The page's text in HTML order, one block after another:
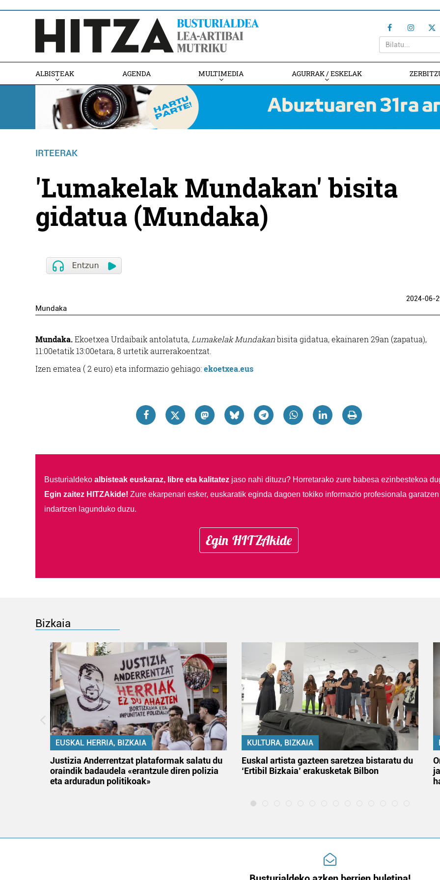
ALBISTEAK AGENDA MULTIMEDIA AGURRAK / ESKELAK
IRTEERAK
'Lumakelak Mundakan' bisita
gidatua (Mundaka)
Mundaka
2024-06-
Mundaka.Ekoetxea Urdaibaik antolatuta, Lumakelak Mundakanbisita gidatua, ekainaren 29an (zapatua),
11:00etatik 13:00etara, 8 urtetik aurrerakoentzat.
Izen ematea ( 2 euro) eta informazio gehiago: ekoetxea.eus
Busturialdeko albisteak euskaraz, libre eta kalitatezjaso nahi dituzu? Horretarako zure babesa ezinbestekoa
Egin zaitez HITZAkide! Zure ekarpenari esker, euskaratik eginda dagoen tokiko informazio profesionala garatzen
indartzen lagunduko duzu.
Egin HITZAkide
Bizkaia
EUSKAL HERRIA, BIZKAIA
Justizia Anderrentzat plataformak salatu du
oraindik badaudela «erantzule diren polizia
eta arduradun politikoak»
KULTURA, BIZKAIA
Euskal artista gazteen saretzea bistaratu du
‘Ertibil Bizkaia’ erakusketak Bilbon